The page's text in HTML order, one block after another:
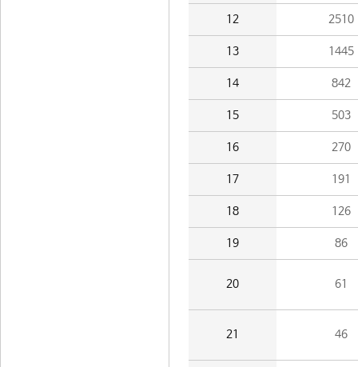
12 2510
13 1445
14 842
15 503
16 270
17 191
18 126
19 86
20 61
21 46